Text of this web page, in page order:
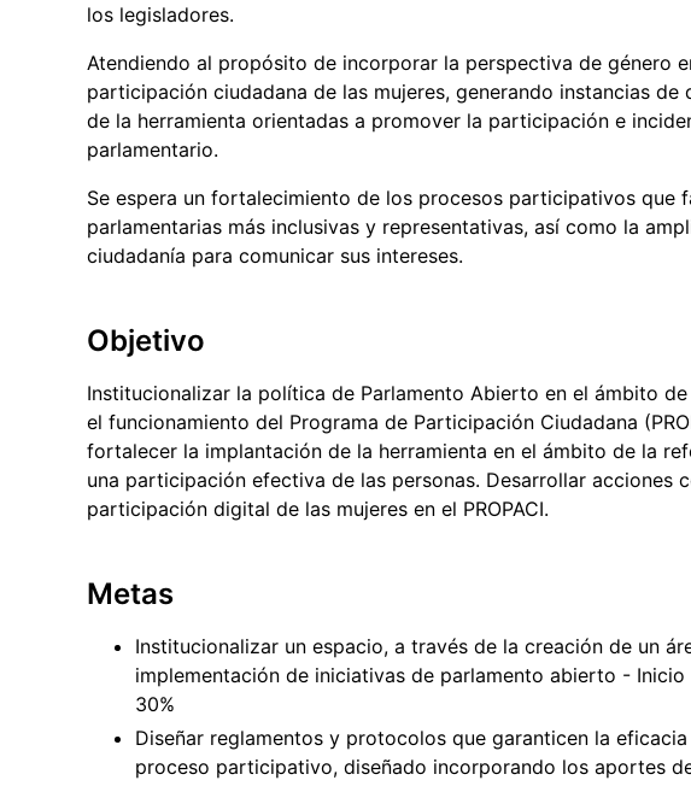
los legisladores.
Atendiendo al propósito de incorporar la perspectiva de género
participación ciudadana de las mujeres, generando instancias
de la herramienta orientadas a promover la participación e
parlamentario.
Se espera un fortalecimiento de los procesos participativos que
parlamentarias más inclusivas y representativas, así como la
ciudadanía para comunicar sus intereses.
Objetivo
Institucionalizar la política de Parlamento Abierto en el ámbito
el funcionamiento del Programa de Participación Ciudadana
fortalecer la implantación de la herramienta en el ámbito de la
una participación efectiva de las personas. Desarrollar acciones
participación digital de las mujeres en el PROPACI.
Metas
Institucionalizar un espacio, a través de la creación de un
implementación de iniciativas de parlamento abierto -
30%
Diseñar reglamentos y protocolos que garanticen la
proceso participativo, diseñado incorporando los aportes